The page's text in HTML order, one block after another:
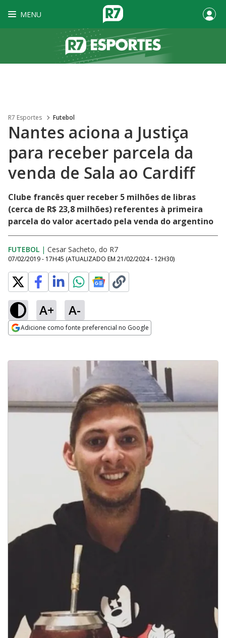
MENU
R7 Esportes Futebol
Nantes aciona a Justiça
para receber parcela da
venda de Sala ao Cardiff
Clube francês quer receber 5 milhões de libras
(cerca de R$ 23,8 milhões) referentes à primeira
parcela do valor acertado pela venda do argentino
FUTEBOL | Cesar Sacheto, do R7
07/02/2019 - 17H45 (ATUALIZADO EM 21/02/2024 - 12H30)
A+ A-
Adicione como fonte preferencial no Google